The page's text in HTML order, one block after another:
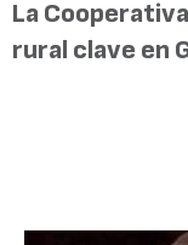
La
rural clave en